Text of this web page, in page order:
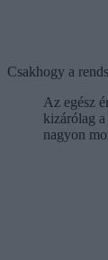
Csakhogy a
Az egész
kizárólag
nagyon